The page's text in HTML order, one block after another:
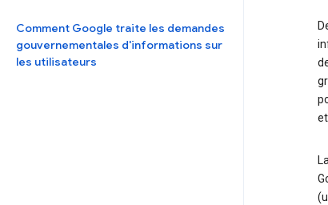
Comment Google traite les demandes
gouvernementales d'informations sur
les utilisateurs